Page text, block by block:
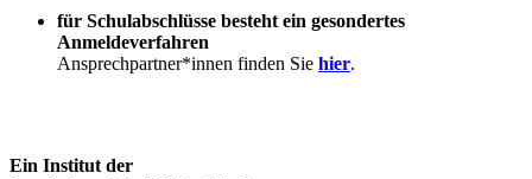
für Schulabschlüsse besteht ein gesondertes
Anmeldeverfahren
Ansprechpartner*innen finden Sie hier.
Ein Institut der